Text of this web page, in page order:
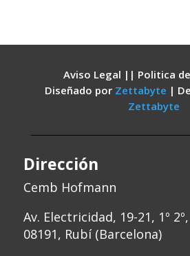
Aviso Legal || Politica
Diseñado por Zettabyte |
Zettabyte
Dirección
Cemb Hofmann
Av. Electricidad, 19-21, 1º
08191, Rubí (Barcelona)